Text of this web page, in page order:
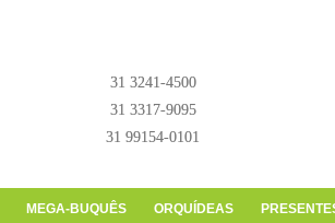
31 3241-4500
31 3317-9095
31 99154-0101
MEGA-BUQUÊS ORQUÍDEAS